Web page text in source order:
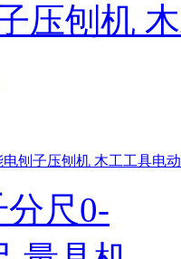
刨子压刨机 木工工具电